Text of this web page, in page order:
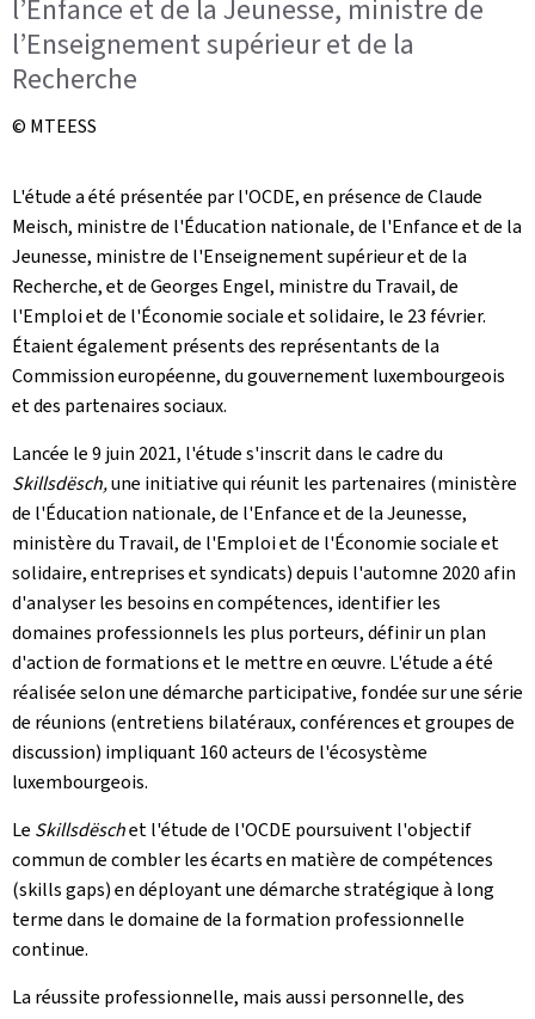
l’Enfance et de la Jeunesse, ministre de
l’Enseignement supérieur et de la
Recherche
© MTEESS
L'étude a été présentée par l'OCDE, en présence de Claude
Meisch, ministre de l'Éducation nationale, de l'Enfance et de la
Jeunesse, ministre de l'Enseignement supérieur et de la
Recherche, et de Georges Engel, ministre du Travail, de
l'Emploi et de l'Économie sociale et solidaire, le 23 février.
Étaient également présents des représentants de la
Commission européenne, du gouvernement luxembourgeois
et des partenaires sociaux.
Lancée le 9 juin 2021, l'étude s'inscrit dans le cadre du
Skillsdësch,une initiative quiréunit les partenaires (ministère
de l'Éducation nationale, de l'Enfance et de la Jeunesse,
ministère du Travail, de l'Emploi et de l'Économie sociale et
solidaire, entreprises et syndicats) depuis l'automne 2020 afin
d'analyser les besoins en compétences, identifier les
domaines professionnels les plus porteurs, définir un plan
d'action de formations et le mettre en œuvre. L'étude a été
réalisée selon une démarche participative, fondée sur une série
de réunions (entretiens bilatéraux, conférences et groupes de
discussion) impliquant 160 acteurs de l'écosystème
luxembourgeois.
Le Skillsdëschet l'étude de l'OCDE poursuivent l'objectif
commun de combler les écarts en matière de compétences
(skills gaps) en déployant une démarche stratégique à long
terme dans le domaine de la formation professionnelle
continue.
La réussite professionnelle, mais aussi personnelle, des